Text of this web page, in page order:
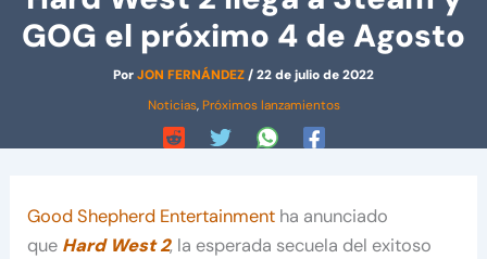
GOG el próximo 4 de Agosto
PorJON FERNÁNDEZ/22 de julio de 2022
Noticias, Próximos lanzamientos
Good Shepherd Entertainment ha anunciado
que Hard West 2, la esperada secuela del exitoso